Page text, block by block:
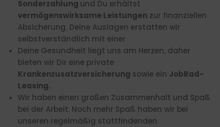
Sonderzahlung und Du erhältst
vermögenswirksame Leistungen zur finanziellen
Absicherung. Deine Auslagen erstatten wir
selbstverständlich mit einer
Deine Gesundheit liegt uns am Herzen, daher
bieten wir Dir eine private
Krankenzusatzversicherung sowie ein JobRad-
Leasing.
Wir haben einen großen Zusammenhalt und Spaß
bei der Arbeit. Noch mehr Spaß haben wir bei
unseren regelmäßig stattfindenden